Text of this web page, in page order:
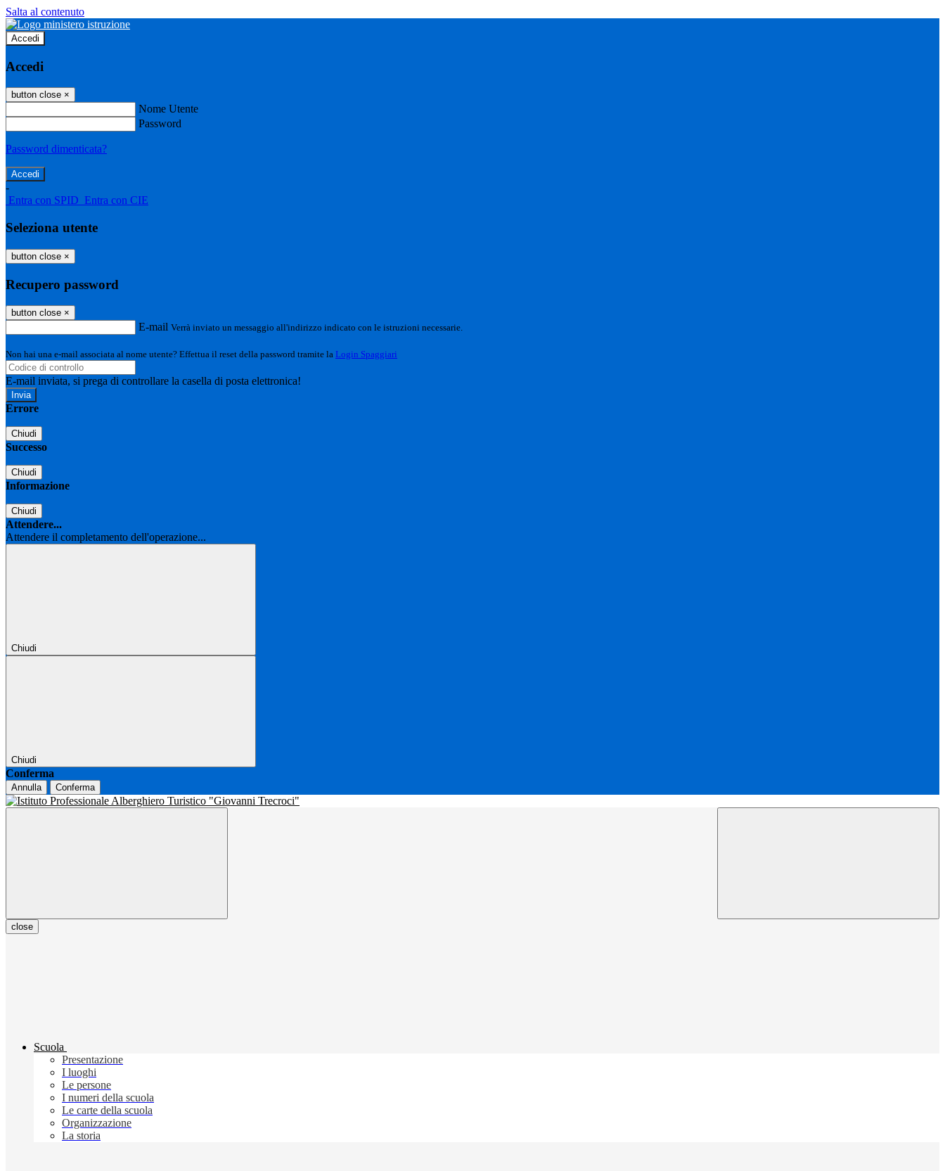
Salta al contenuto
Accedi
Accedi
button close ×
Nome Utente
Password
Password dimenticata?
-
Entra con SPID Entra con CIE
Seleziona utente
button close ×
Recupero password
button close ×
E-mail Verrà inviato un messaggio all'indirizzo indicato con le istruzioni necessarie.
Non hai una e-mail associata al nome utente? Effettua il reset della password tramite la Login Spaggiari
E-mail inviata, si prega di controllare la casella di posta elettronica!
Errore
Chiudi
Successo
Chiudi
Informazione
Chiudi
Attendere...
Attendere il completamento dell'operazione...
Chiudi
Chiudi
Conferma
Annulla Conferma
close
Scuola
Presentazione
I luoghi
Le persone
I numeri della scuola
Le carte della scuola
Organizzazione
La storia